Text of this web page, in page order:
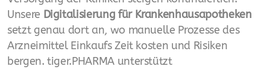
Unsere Digitalisierung für Krankenhausapotheken
setzt genau dort an, wo manuelle Prozesse des
Arzneimittel Einkaufs Zeit kosten und Risiken
bergen. tiger.PHARMA unterstützt
Apotheke verkaufen
Apotheke kaufen
Krisen Management